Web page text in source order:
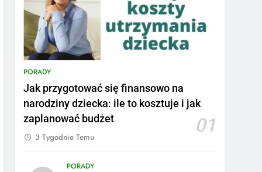
PORADY
Jak przygotować się finansowo na
narodziny dziecka: ile to kosztuje i jak
zaplanować budżet
01
3 Tygodnie Temu
PORADY